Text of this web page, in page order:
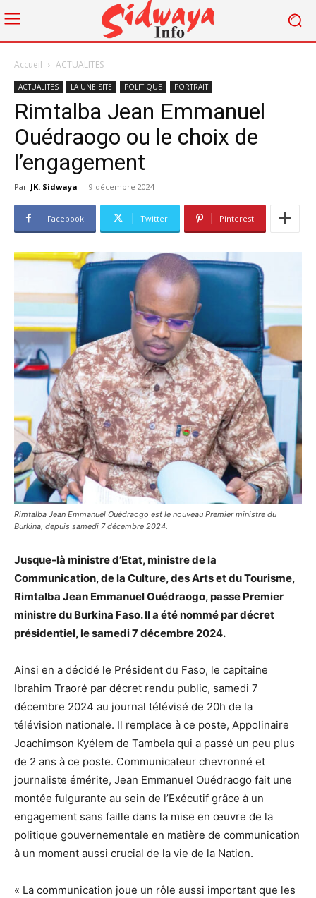
Accueil ACTUALITES
ACTUALITES LA UNE SITE POLITIQUE PORTRAIT
Rimtalba Jean Emmanuel
Ouédraogo ou le choix de
l’engagement
Par JK. Sidwaya - 9 décembre 2024
Facebook Twitter Pinterest
Rimtalba Jean Emmanuel Ouédraogo est le nouveau Premier ministre du
Burkina, depuis samedi 7 décembre 2024.
Jusque-là ministre d’Etat, ministre de la
Communication, de la Culture, des Arts et du Tourisme,
Rimtalba Jean Emmanuel Ouédraogo, passe Premier
ministre du Burkina Faso. Il a été nommé par décret
présidentiel, le samedi 7 décembre 2024.
Ainsi en a décidé le Président du Faso, le capitaine
Ibrahim Traoré par décret rendu public, samedi 7
décembre 2024 au journal télévisé de 20h de la
télévision nationale. Il remplace à ce poste, Appolinaire
Joachimson Kyélem de Tambela qui a passé un peu plus
de 2 ans à ce poste. Communicateur chevronné et
journaliste émérite, Jean Emmanuel Ouédraogo fait une
montée fulgurante au sein de l’Exécutif grâce à un
engagement sans faille dans la mise en œuvre de la
politique gouvernementale en matière de communication
à un moment aussi crucial de la vie de la Nation.
« La communication joue un rôle aussi important que les